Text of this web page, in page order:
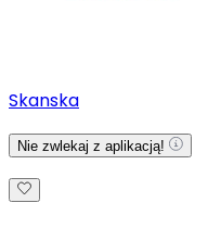
Skanska
Nie zwlekaj z aplikacją!